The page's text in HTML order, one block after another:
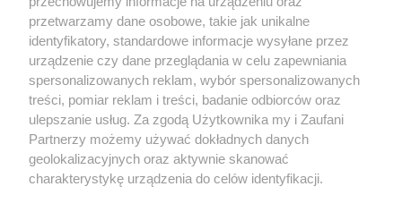
STOWARZYSZENIE INICJATYW SPOŁECZNYCH PERSPEKTYWA
Adres do korespondencji:
ul. Piastów 3/2035-077 Rzeszów
kontakt@halorzeszow.pl
Redakcja Reklama Kontakt
Patronat medialny
Regulamin portalu
Polityka prywatności
przetwarzamy dane osobowe, takie jak unikalne
identyfikatory, standardowe informacje wysyłane przez
urządzenie czy dane przeglądania w celu zapewniania
spersonalizowanych reklam, wybór spersonalizowanych
treści, pomiar reklam i treści, badanie odbiorców oraz
ulepszanie usług. Za zgodą Użytkownika my i Zaufani
Partnerzy możemy używać dokładnych danych
geolokalizacyjnych oraz aktywnie skanować
charakterystykę urządzenia do celów identyfikacji.